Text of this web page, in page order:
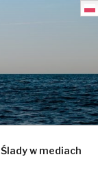
Ślady w mediach